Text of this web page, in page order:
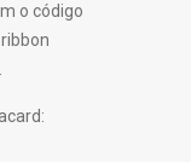
o código